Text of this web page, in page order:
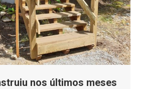
nos últimos meses